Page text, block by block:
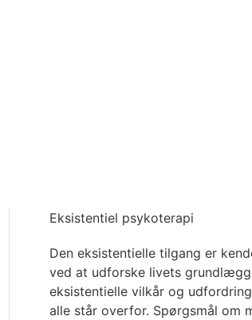
Eksistentiel psykoterapi
Den eksistentielle tilgang er
ved at udforske livets
eksistentielle vilkår og
alle står overfor. Spørgsmål om